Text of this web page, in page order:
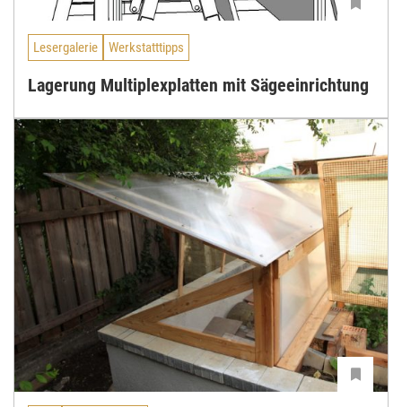
Lesergalerie Werkstatttipps
Lagerung Multiplexplatten mit Sägeeinrichtung